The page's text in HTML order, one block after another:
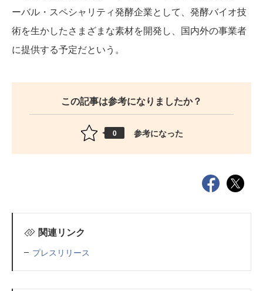
ーバル・スペシャリティ発酵企業として、発酵バイオ技
術を生かしたさまざまな素材を開発し、国内外の事業者
に提供する予定だという。
この記事は参考になりましたか？
0 参考になった
関連リンク
プレスリリース